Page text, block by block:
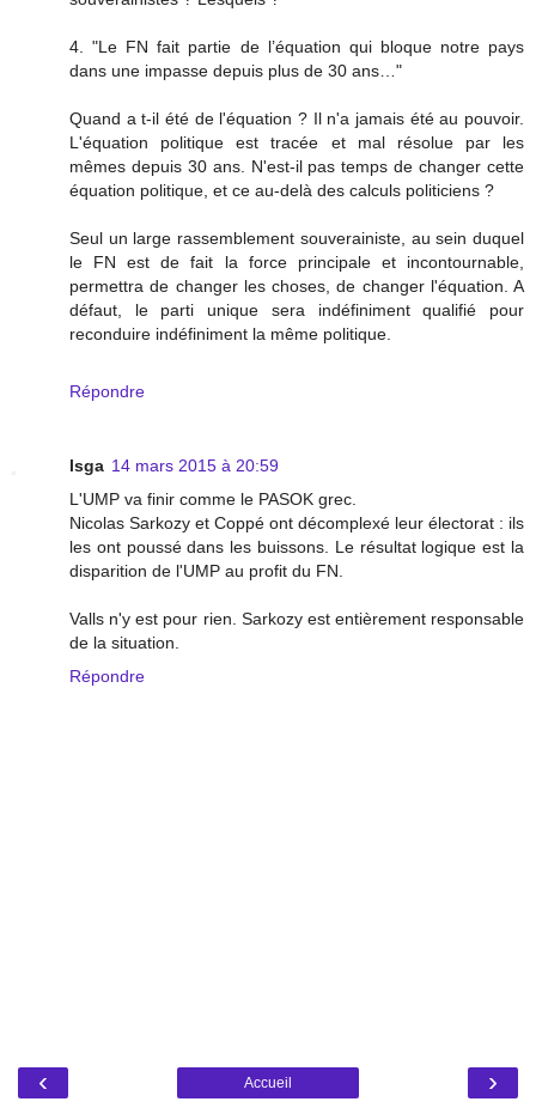
4. "Le FN fait partie de l’équation qui bloque notre pays
dans une impasse depuis plus de 30 ans…"
Quand a t-il été de l'équation ? Il n'a jamais été au pouvoir.
L'équation politique est tracée et mal résolue par les
mêmes depuis 30 ans. N'est-il pas temps de changer cette
équation politique, et ce au-delà des calculs politiciens ?
Seul un large rassemblement souverainiste, au sein duquel
le FN est de fait la force principale et incontournable,
permettra de changer les choses, de changer l'équation. A
défaut, le parti unique sera indéfiniment qualifié pour
reconduire indéfiniment la même politique.
Répondre
lsga 14 mars 2015 à 20:59
L'UMP va finir comme le PASOK grec.
Nicolas Sarkozy et Coppé ont décomplexé leur électorat : ils
les ont poussé dans les buissons. Le résultat logique est la
disparition de l'UMP au profit du FN.
Valls n'y est pour rien. Sarkozy est entièrement responsable
de la situation.
Répondre
‹ ›
Accueil